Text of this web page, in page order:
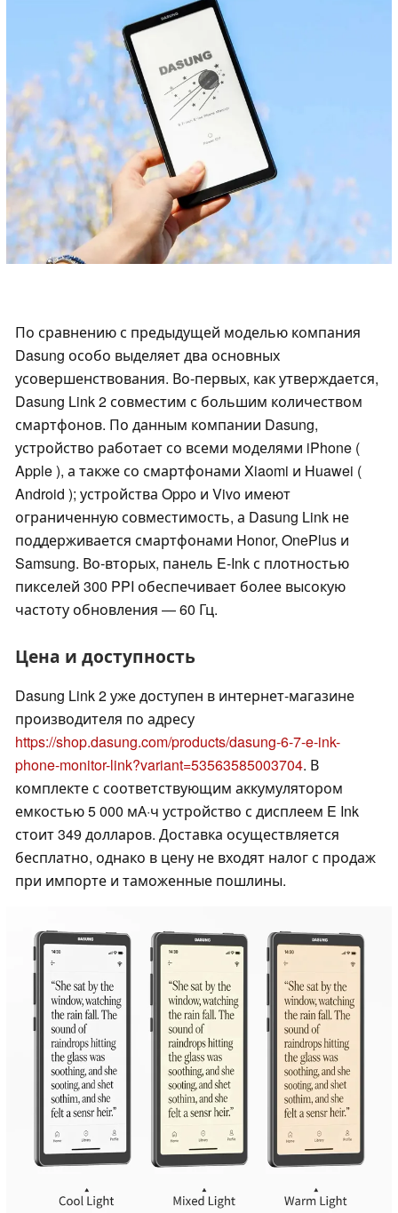
По сравнению с предыдущей моделью компания
Dasung особо выделяет два основных
усовершенствования. Во-первых, как утверждается,
Dasung Link 2 совместим с большим количеством
смартфонов. По данным компании Dasung,
устройство работает со всеми моделями iPhone (
Apple ), а также со смартфонами Xiaomi и Huawei (
Android ); устройства Oppo и Vivo имеют
ограниченную совместимость, а Dasung Link не
поддерживается смартфонами Honor, OnePlus и
Samsung. Во-вторых, панель E-Ink с плотностью
пикселей 300 PPI обеспечивает более высокую
частоту обновления — 60 Гц.
Цена и доступность
Dasung Link 2 уже доступен в интернет-магазине
производителя по адресу
https://shop.dasung.com/products/dasung-6-7-e-ink-
phone-monitor-link?variant=53563585003704. В
комплекте с соответствующим аккумулятором
емкостью 5 000 мА·ч устройство с дисплеем E Ink
стоит 349 долларов. Доставка осуществляется
бесплатно, однако в цену не входят налог с продаж
при импорте и таможенные пошлины.